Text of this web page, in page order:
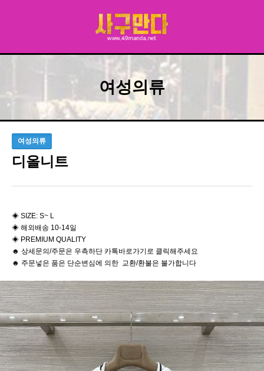
여성의류
여성의류
디올니트
◈ SIZE: S~ L
◈ 해외배송 10-14일
◈ PREMIUM QUALITY
☻ 상세문의/주문은 우측하단 카톡바로가기로 클릭해주세요
☻ 주문넣은 품은 단순변심에 의한 교환/환불은 불가합니다